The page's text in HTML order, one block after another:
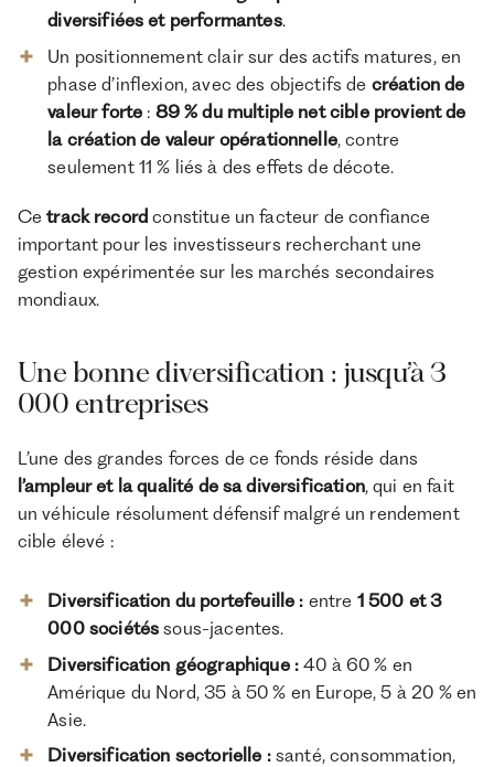
diversifiées et performantes.
Un positionnement clair sur des actifs matures, en
phase d’inflexion, avec des objectifs de création de
valeur forte : 89 % du multiple net cible provient de
la création de valeur opérationnelle, contre
seulement 11 % liés à des effets de décote​.
Cetrack record constitue un facteur de confiance
important pour les investisseurs recherchant une
gestion expérimentée sur les marchés secondaires
mondiaux.
Une bonne diversification : jusqu’à 3
000 entreprises
L’une des grandes forces de ce fonds réside dans
l’ampleur et la qualité de sa diversification, qui en fait
un véhicule résolument défensif malgré un rendement
cible élevé :
Diversification du portefeuille : entre 1 500 et 3
000 sociétés sous-jacentes.
Diversification géographique : 40 à 60 % en
Amérique du Nord, 35 à 50 % en Europe, 5 à 20 % en
Asie.
Diversification sectorielle :santé, consommation,